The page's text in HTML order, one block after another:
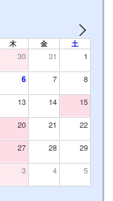
木 金 土
30 31 1
6 7 8
13 14 15
20 21 22
27 28 29
3 4 5